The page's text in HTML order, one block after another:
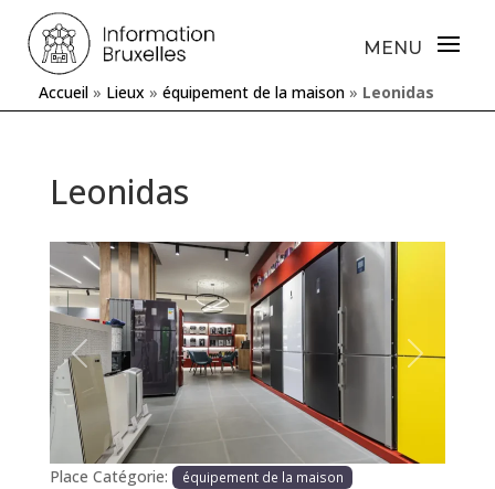
Accueil » Lieux » équipement de la maison » Leonidas
Leonidas
Précédente Prochaine
Place Catégorie: équipement de la maison